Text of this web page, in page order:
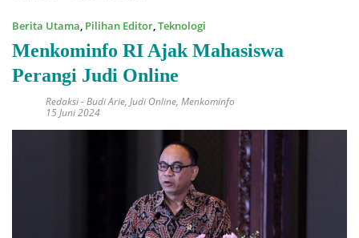
Berita Utama, Pilihan Editor,Teknologi
Menkominfo RI Ajak Mahasiswa
Perangi Judi Online
Redaksi-Budi Arie, Judi Online, Menkominfo
15 Juni 2024